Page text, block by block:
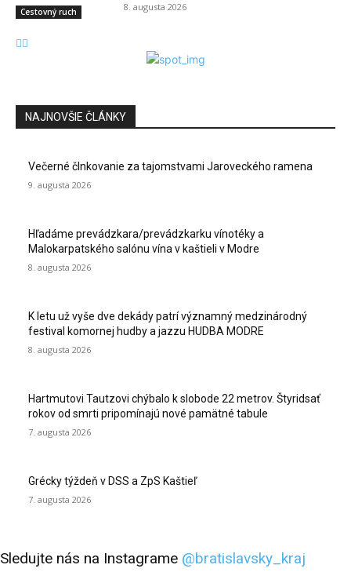
Cestovný ruch 8. augusta 2026
NAJNOVŠIE ČLÁNKY
Večerné člnkovanie za tajomstvami Jaroveckého ramena
9. augusta 2026
Hľadáme prevádzkara/prevádzkarku vínotéky a
Malokarpatského salónu vína v kaštieli v Modre
8. augusta 2026
K letu už vyše dve dekády patrí významný medzinárodný
festival komornej hudby a jazzu HUDBA MODRE
8. augusta 2026
Hartmutovi Tautzovi chýbalo k slobode 22 metrov. Štyridsať
rokov od smrti pripomínajú nové pamätné tabule
7. augusta 2026
Grécky týždeň v DSS a ZpS Kaštieľ
7. augusta 2026
Sledujte nás na Instagrame @bratislavsky_kraj